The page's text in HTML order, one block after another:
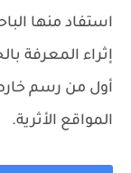
استفاد منها
إثراء المعرفة
أول من رسم
المواقع الأثرية.